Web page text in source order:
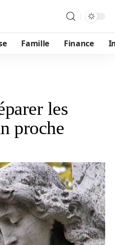
Famille Finance
les
proche